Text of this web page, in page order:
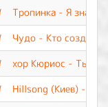
Тропинка - Я знаю
Чудо - Кто создал
хор Кюриос - Ты
Hillsong (Киев) - Я